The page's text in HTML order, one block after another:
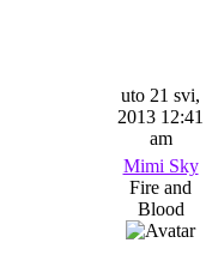
uto 21 svi,
2013 12:41
am
Mimi Sky
Fire and
Blood